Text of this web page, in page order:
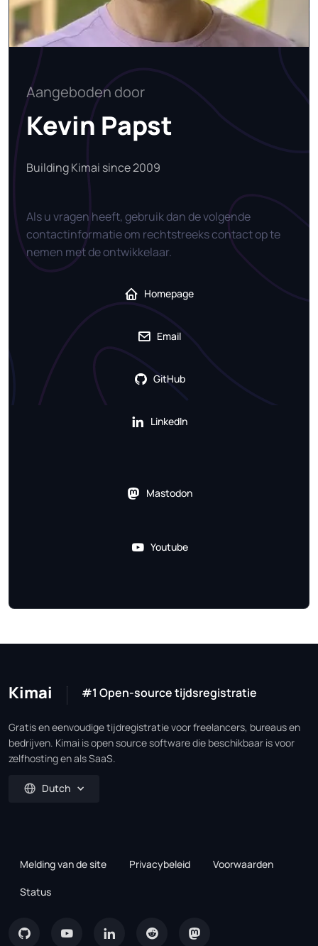
Aangeboden door
Kevin Papst
Building Kimai since 2009
Als u vragen heeft, gebruik dan de volgende
contactinformatie om rechtstreeks contact op te
nemen met de ontwikkelaar.
Homepage
Email
GitHub
LinkedIn
Mastodon
Youtube
Kimai #1 Open-source tijdsregistratie
Gratis en eenvoudige tijdregistratie voor freelancers, bureaus en
bedrijven. Kimai is open source software die beschikbaar is voor
zelfhosting en als SaaS.
Dutch
Melding van de site Privacybeleid Voorwaarden
Status